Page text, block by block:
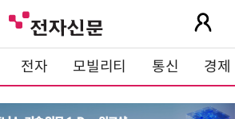
전자 모빌리티 통신 경제